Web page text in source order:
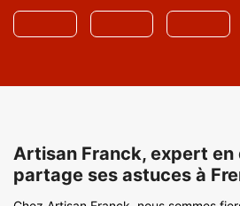
Artisan Franck, expert
partage ses astuces à